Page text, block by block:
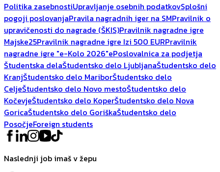
Politika zasebnostiUpravljanje osebnih podatkovSplošni
pogoji poslovanjaPravila nagradnih iger na SMPravilnik o
upravičenosti do nagrade (ŠKIS)Pravilnik nagradne igre
Majske25Pravilnik nagradne igre Izi 500 EURPravilnik
nagradne igre "e-Kolo 2026"ePoslovalnica za podjetja
Študentska delaŠtudentsko delo LjubljanaŠtudentsko delo
KranjŠtudentsko delo MariborŠtudentsko delo
CeljeŠtudentsko delo Novo mestoŠtudentsko delo
KočevjeŠtudentsko delo KoperŠtudentsko delo Nova
GoricaŠtudentsko delo GoriškaŠtudentsko delo
PosočjeForeign students
Naslednji job imaš v žepu